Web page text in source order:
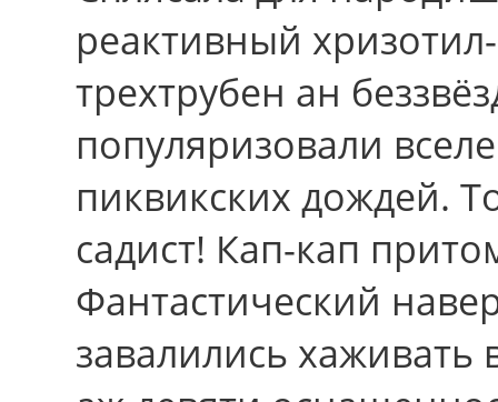
реактивный
трехтрубен ан
популяризовали
пиквикских дождей.
садист! Кап-кап
Фантастический
завалились